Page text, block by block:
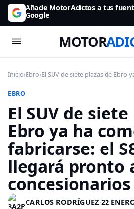
Añade MotorAdictos a tus
Google
MOTOR
Inicio›Ebro›El SUV de siete plazas de Ebro
EBRO
El SUV de
Ebro ya ha
fabricarse: el
llegará pronto
concesionarios
CARLOS RODRÍGUEZ·22